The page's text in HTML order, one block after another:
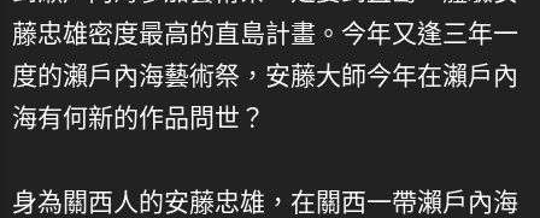
藤忠雄密度最高的直島計畫。今年又逢三年一
度的瀨戶內海藝術祭，安藤大師今年在瀨戶內
海有何新的作品問世？
身為關西人的安藤忠雄，在關西一帶瀨戶內海